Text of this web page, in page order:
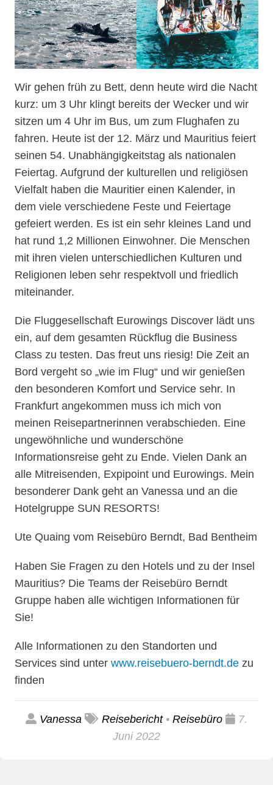
Wir gehen früh zu Bett, denn heute wird die Nacht
kurz: um 3 Uhr klingt bereits der Wecker und wir
sitzen um 4 Uhr im Bus, um zum Flughafen zu
fahren. Heute ist der 12. März und Mauritius feiert
seinen 54. Unabhängigkeitstag als nationalen
Feiertag. Aufgrund der kulturellen und religiösen
Vielfalt haben die Mauritier einen Kalender, in
dem viele verschiedene Feste und Feiertage
gefeiert werden. Es ist ein sehr kleines Land und
hat rund 1,2 Millionen Einwohner. Die Menschen
mit ihren vielen unterschiedlichen Kulturen und
Religionen leben sehr respektvoll und friedlich
miteinander.
Die Fluggesellschaft Eurowings Discover lädt uns
ein, auf dem gesamten Rückflug die Business
Class zu testen. Das freut uns riesig! Die Zeit an
Bord vergeht so „wie im Flug“ und wir genießen
den besonderen Komfort und Service sehr. In
Frankfurt angekommen muss ich mich von
meinen Reisepartnerinnen verabschieden. Eine
ungewöhnliche und wunderschöne
Informationsreise geht zu Ende. Vielen Dank an
alle Mitreisenden, Expipoint und Eurowings. Mein
besonderer Dank geht an Vanessa und an die
Hotelgruppe SUN RESORTS!
Ute Quaing vom Reisebüro Berndt, Bad Bentheim
Haben Sie Fragen zu den Hotels und zu der Insel
Mauritius? Die Teams der Reisebüro Berndt
Gruppe haben alle wichtigen Informationen für
Sie!
Alle Informationen zu den Standorten und
Services sind unter www.reisebuero-berndt.de zu
finden
Vanessa Reisebericht• Reisebüro
7.
Juni 2022